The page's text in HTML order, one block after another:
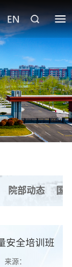
院部动态 国
安全培训班
来源：